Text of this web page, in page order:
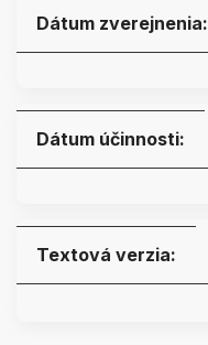
Dátum zverejnenia:
Dátum účinnosti:
Textová verzia: